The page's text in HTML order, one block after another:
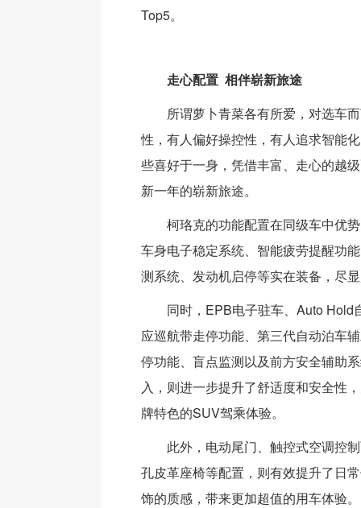
Top5。
走心配置 相伴崭新旅途
所谓萝卜青菜各有所爱，对选车
性，有人偏好操控性，有人追求智能
些喜好于一身，凭借丰富、走心的越
新一年的崭新旅途。
柯珞克的功能配置在同级车中优
车身电子稳定系统、智能疲劳提醒功
测系统、发动机启停等实在装备，尽
同时，EPB电子驻车、Auto Hold
应巡航带走停功能、第三代自动泊车
停功能、盲点监测以及前方安全辅助
入，则进一步提升了舒适度和安全性
牌特色的SUV驾乘体验。
此外，电动尾门、触控式空调控
孔皮革座椅等配置，则有效提升了日
饰的质感，带来更加超值的用车体验。